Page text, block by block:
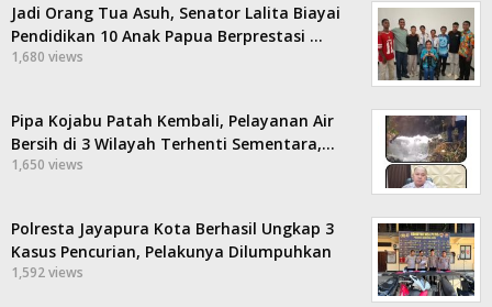
Jadi Orang Tua Asuh, Senator Lalita Biayai
Pendidikan 10 Anak Papua Berprestasi …
1,680 views
Pipa Kojabu Patah Kembali, Pelayanan Air
Bersih di 3 Wilayah Terhenti Sementara,…
1,650 views
Polresta Jayapura Kota Berhasil Ungkap 3
Kasus Pencurian, Pelakunya Dilumpuhkan
1,592 views